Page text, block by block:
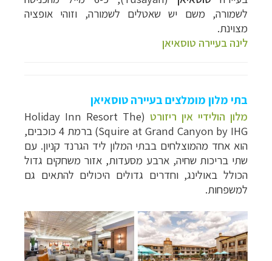
לשמורה, משם יש שאטלים לשמורה, וזוהי אופציה
מצוינת.
לינה בעיירה טוסאיאן
בתי מלון מומלצים בעיירה טוסאיאן
מלון הולידיי אין ריזורט (
Holiday Inn Resort The
Squire at Grand Canyon by IHG
) ברמת 4 כוכבים,
הוא אחד מהמוצלחים בבתי המלון ליד הגרנד קניון. עם
שתי בריכות שחיה, ארבע מסעדות, אזור משחקים גדול
הכולל באולינג, וחדרים גדולים היכולים להתאים גם
למשפחות.